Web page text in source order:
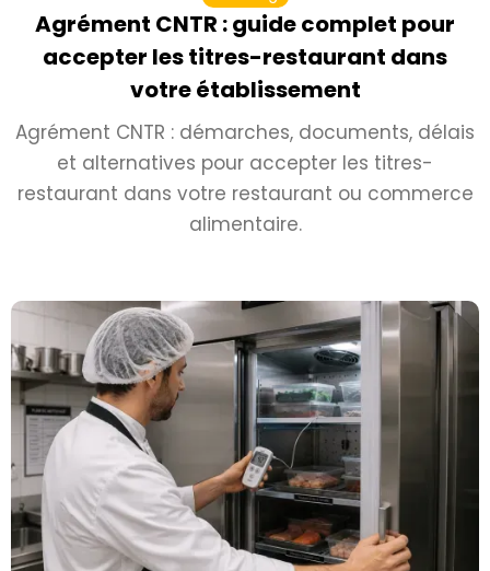
Agrément CNTR : guide complet pour
accepter les titres-restaurant dans
votre établissement
Agrément CNTR : démarches, documents, délais
et alternatives pour accepter les titres-
restaurant dans votre restaurant ou commerce
alimentaire.